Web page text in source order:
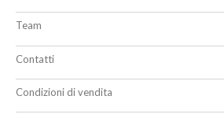
Team
Contatti
Condizioni di vendita